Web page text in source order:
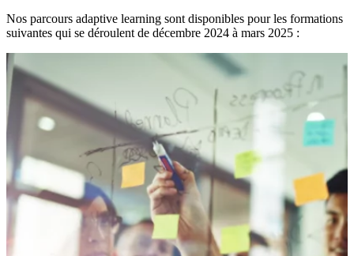
Nos parcours adaptive learning sont disponibles pour les formations
suivantes qui se déroulent de décembre 2024 à mars 2025 :